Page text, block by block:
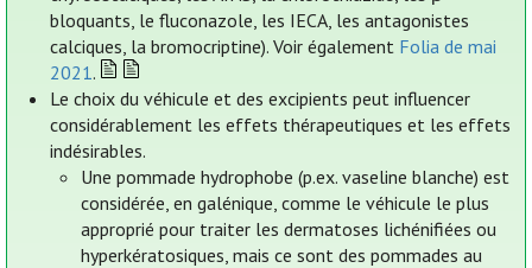
bloquants, le fluconazole, les IECA, les antagonistes
calciques, la bromocriptine). Voir également Folia de mai
2021.
Le choix du véhicule et des excipients peut influencer
considérablement les effets thérapeutiques et les effets
indésirables.
Une pommade hydrophobe (p.ex. vaseline blanche) est
considérée, en galénique, comme le véhicule le plus
approprié pour traiter les dermatoses lichénifiées ou
hyperkératosiques, mais ce sont des pommades au